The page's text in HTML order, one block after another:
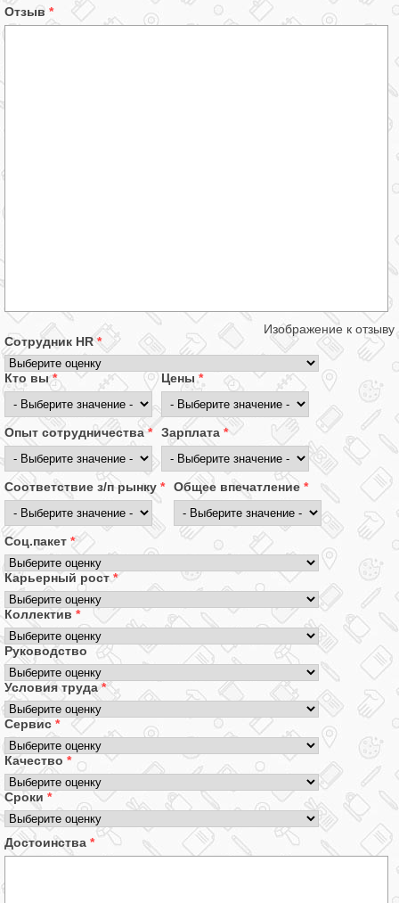
Отзыв *
Изображение к отзыву
Сотрудник HR*
Кто вы* Цены *
Опыт сотрудничества* Зарплата *
Соответствие з/п рынку * Общее впечатление *
Соц.пакет *
Карьерный рост*
Коллектив *
Руководство
Условия труда*
Сервис *
Качество *
Сроки *
Достоинства *